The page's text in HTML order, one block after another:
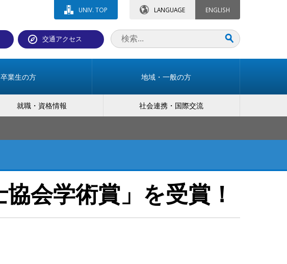
UNIV. TOP LANGUAGE ENGLISH
交通アクセス
卒業生の方 地域・一般の方
就職・資格情報 社会連携・国際交流
会学術賞」を受賞！